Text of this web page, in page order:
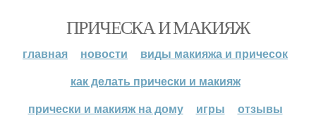
ПРИЧЕСКА И МАКИЯЖ
главная новости
виды макияжа и причесок
как делать прически и макияж
прически и макияж на дому
игры отзывы